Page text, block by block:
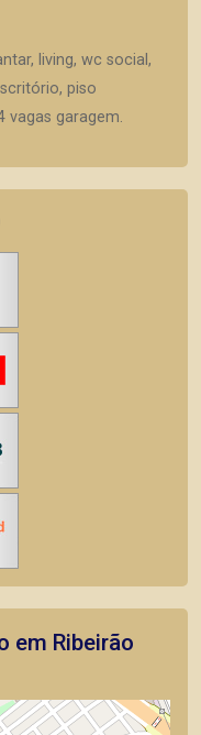
living, wc social,
piso
vagas garagem.
em Ribeirão